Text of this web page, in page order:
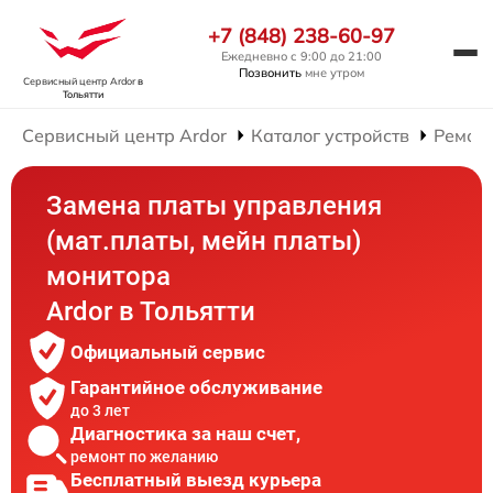
Сервисный центр Ardorв
Тольятти
+7 (848) 238-60-97
Ежедневно с 9:00 до 21:00
Позвонить мне утром
Сервисный центр Ardor Каталог устройств
Замена платы управления
(мат.платы, мейн платы)
монитора
Ardor в Тольятти
Официальный сервис
Гарантийное обслуживание
до 3 лет
Диагностика за наш счет,
ремонт по желанию
Бесплатный выезд курьера